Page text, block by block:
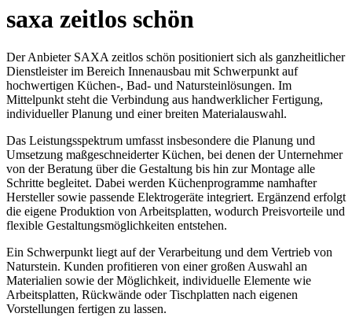
saxa zeitlos schön
Der Anbieter SAXA zeitlos schön positioniert sich als ganzheitlicher
Dienstleister im Bereich Innenausbau mit Schwerpunkt auf
hochwertigen Küchen-, Bad- und Natursteinlösungen. Im
Mittelpunkt steht die Verbindung aus handwerklicher Fertigung,
individueller Planung und einer breiten Materialauswahl.
Das Leistungsspektrum umfasst insbesondere die Planung und
Umsetzung maßgeschneiderter Küchen, bei denen der Unternehmer
von der Beratung über die Gestaltung bis hin zur Montage alle
Schritte begleitet. Dabei werden Küchenprogramme namhafter
Hersteller sowie passende Elektrogeräte integriert. Ergänzend erfolgt
die eigene Produktion von Arbeitsplatten, wodurch Preisvorteile und
flexible Gestaltungsmöglichkeiten entstehen.
Ein Schwerpunkt liegt auf der Verarbeitung und dem Vertrieb von
Naturstein. Kunden profitieren von einer großen Auswahl an
Materialien sowie der Möglichkeit, individuelle Elemente wie
Arbeitsplatten, Rückwände oder Tischplatten nach eigenen
Vorstellungen fertigen zu lassen.